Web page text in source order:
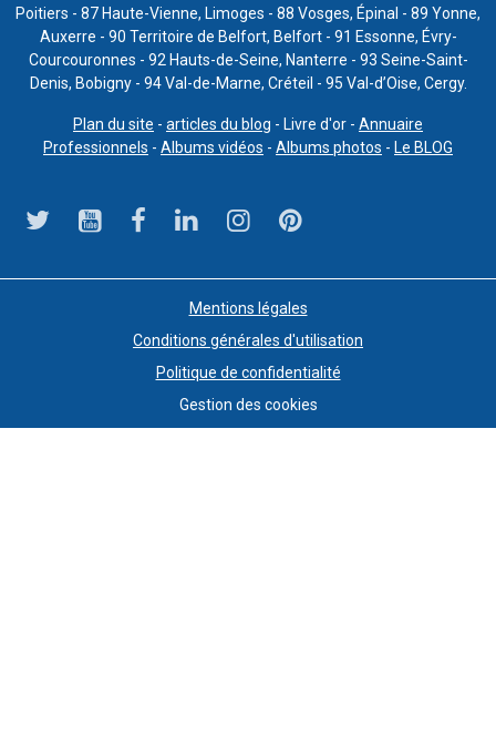
Poitiers - 87 Haute-Vienne, Limoges - 88 Vosges, Épinal - 89 Yonne,
Auxerre - 90 Territoire de Belfort, Belfort - 91 Essonne, Évry-
Courcouronnes - 92 Hauts-de-Seine, Nanterre - 93 Seine-Saint-
Denis, Bobigny - 94 Val-de-Marne, Créteil - 95 Val-d’Oise, Cergy.
Plan du site - articles du blog - Livre d'or - Annuaire
Professionnels - Albums vidéos - Albums photos - Le BLOG
Mentions légales
Conditions générales d'utilisation
Politique de confidentialité
Gestion des cookies